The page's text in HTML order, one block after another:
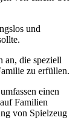
und
an, die speziell
zu erfüllen.
einen
Familien
von Spielzeug